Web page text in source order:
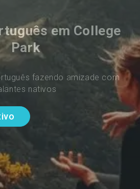
em College
Park
fazendo amizade com
nativos